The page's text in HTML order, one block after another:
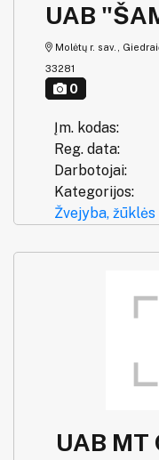
UAB
Molėtų r. sav.,
33281
0
Įm. kodas:
Reg. data:
Darbotojai:
Kategorijos:
Žvejyba,
UAB MT